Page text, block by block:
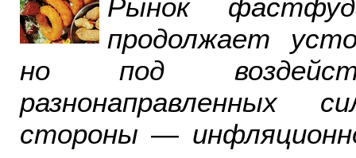
Рынок
продолжает
но под
разнонаправленных
стороны —